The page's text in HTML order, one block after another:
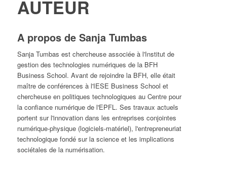
AUTEUR
A propos de Sanja Tumbas
Sanja Tumbas est chercheuse associée à l'Institut de
gestion des technologies numériques de la BFH
Business School. Avant de rejoindre la BFH, elle était
maître de conférences à l'IESE Business School et
chercheuse en politiques technologiques au Centre pour
la confiance numérique de l'EPFL. Ses travaux actuels
portent sur l'innovation dans les entreprises conjointes
numérique-physique (logiciels-matériel), l'entrepreneuriat
technologique fondé sur la science et les implications
sociétales de la numérisation.